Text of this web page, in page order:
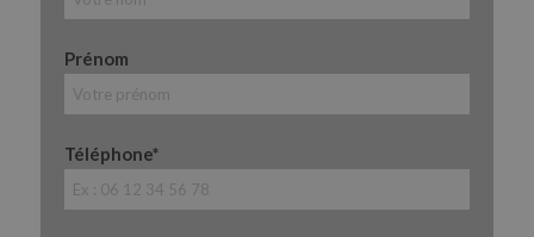
Prénom
Téléphone*